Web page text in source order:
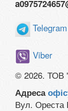
Telegram
Viber
© 2026.
Адреса
Вул. Ореста